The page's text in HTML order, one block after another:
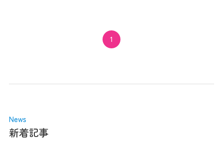
1
News
新着記事